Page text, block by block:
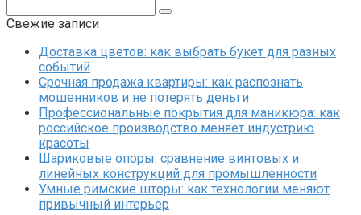
Свежие записи
Доставка цветов: как выбрать букет для разных
событий
Срочная продажа квартиры: как распознать
мошенников и не потерять деньги
Профессиональные покрытия для маникюра: как
российское производство меняет индустрию
красоты
Шариковые опоры: сравнение винтовых и
линейных конструкций для промышленности
Умные римские шторы: как технологии меняют
привычный интерьер